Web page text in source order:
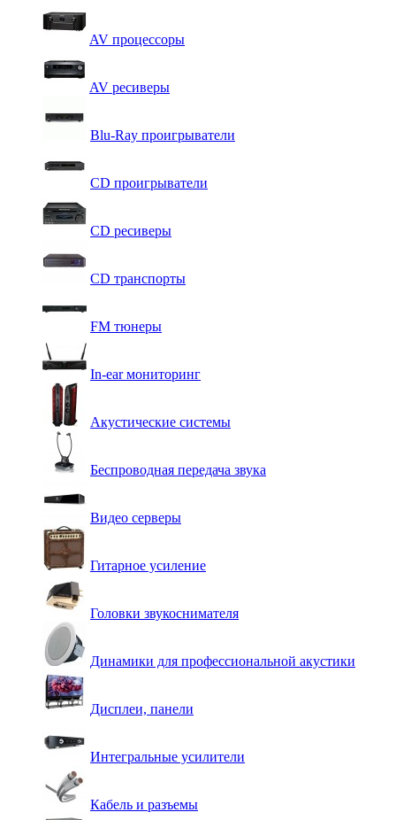
AV процессоры
AV ресиверы
Blu-Ray проигрыватели
CD проигрыватели
CD ресиверы
CD транспорты
FM тюнеры
In-ear мониторинг
Акустические системы
Беспроводная передача звука
Видео серверы
Гитарное усиление
Головки звукоснимателя
Динамики для профессиональной акустики
Дисплеи, панели
Интегральные усилители
Кабель и разъемы